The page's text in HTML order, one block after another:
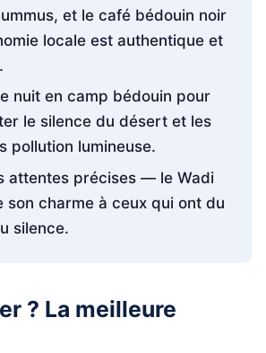
et le café bédouin noir
locale est authentique et
nuit en camp bédouin pour
le silence du désert et les
pollution lumineuse.
attentes précises — le Wadi
son charme à ceux qui ont du
silence.
? La meilleure